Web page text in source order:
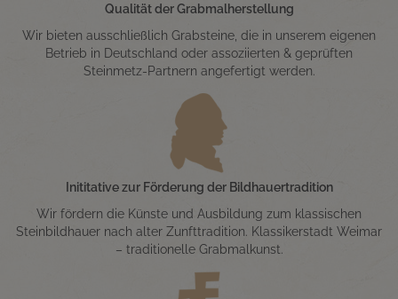
Qualität der Grabmalherstellung
Wir bieten ausschließlich Grabsteine, die in unserem eigenen
Betrieb in Deutschland oder assoziierten & geprüften
Steinmetz-Partnern angefertigt werden.
Inititative zur Förderung der Bildhauertradition
Wir fördern die Künste und Ausbildung zum klassischen
Steinbildhauer nach alter Zunfttradition. Klassikerstadt Weimar
– traditionelle Grabmalkunst.